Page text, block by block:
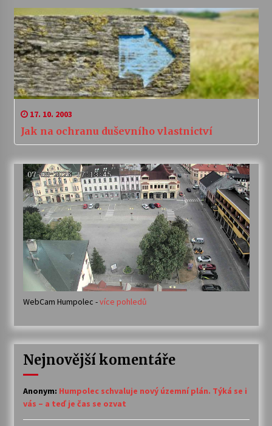
17. 10. 2003
Jak na ochranu duševního vlastnictví
WebCam Humpolec -více pohledů
Nejnovější komentáře
Anonym: Humpolec schvaluje nový územní plán. Týká se i
vás – a teď je čas se ozvat